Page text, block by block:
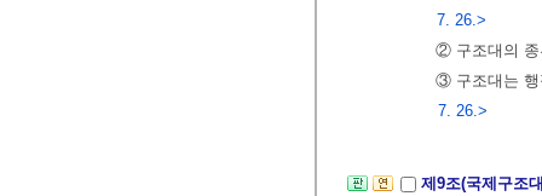
7. 26.>
② 구조대의 종
③ 구조대는 행
7. 26.>
제9조(국제구조